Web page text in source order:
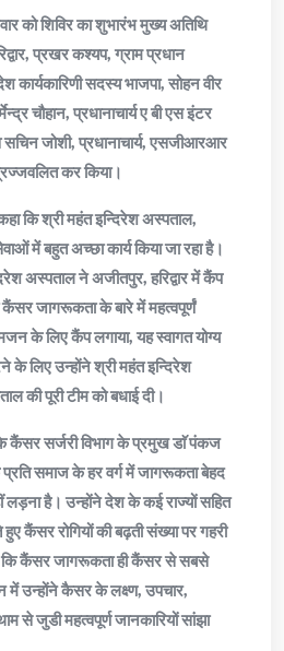
को शिविर का शुभारंभ मुख्य अतिथि
प्रखर कश्यप, ग्राम प्रधान
कार्यकारिणी सदस्य भाजपा, सोहन वीर
चौहान, प्रधानाचार्य ए बी एस इंटर
जोशी, प्रधानाचार्य, एसजीआरआर
कर किया।
कि श्री महंत इन्दिरेश अस्पताल,
में बहुत अच्छा कार्य किया जा रहा है।
अस्पताल ने अजीतपुर, हरिद्वार में कैंप
कैंसर जागरूकता के बारे में महत्वपूर्णं
के लिए कैंप लगाया, यह स्वागत योग्य
के लिए उन्होंने श्री महंत इन्दिरेश
की पूरी टीम को बधाई दी।
कैंसर सर्जरी विभाग के प्रमुख डाॅ पंकज
समाज के हर वर्ग में जागरूकता बेहद
है। उन्होंने देश के कई राज्यों सहित
कैंसर रोगियों की बढ़ती संख्या पर गहरी
कि कैंसर जागरूकता ही कैंसर से सबसे
में उन्होंने कैसर के लक्ष्ण, उपचार,
से जुडी महत्वपूर्ण जानकारियों सांझा